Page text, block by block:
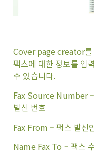
Cover page creator를
팩스에 대한 정보를 입
수 있습니다.
Fax Source Number
발신 번호
Fax From – 팩스 발신
Name Fax To – 팩스